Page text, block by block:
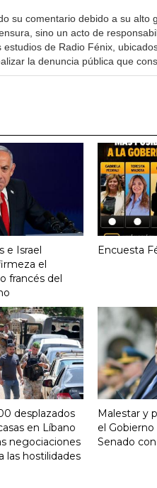
su comentario debido a su alto
sino un acto de
de Radio Fénix,
la denuncia pública que
e Israel
el
francés del
Encuesta
desplazados
en Líbano
negociaciones
las hostilidades
Malestar y
el Gobierno
Senado